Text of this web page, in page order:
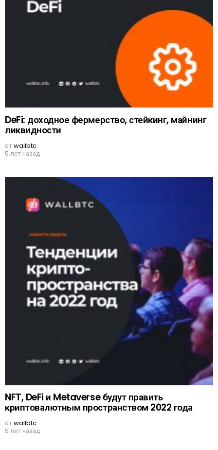
DeFi: доходное фермерство, стейкинг, майнинг
ликвидности
отwallbtc
5 лет назад
NFT, DeFi и Metaverse будут править
криптовалютным пространством 2022 года
отwallbtc
5 лет назад